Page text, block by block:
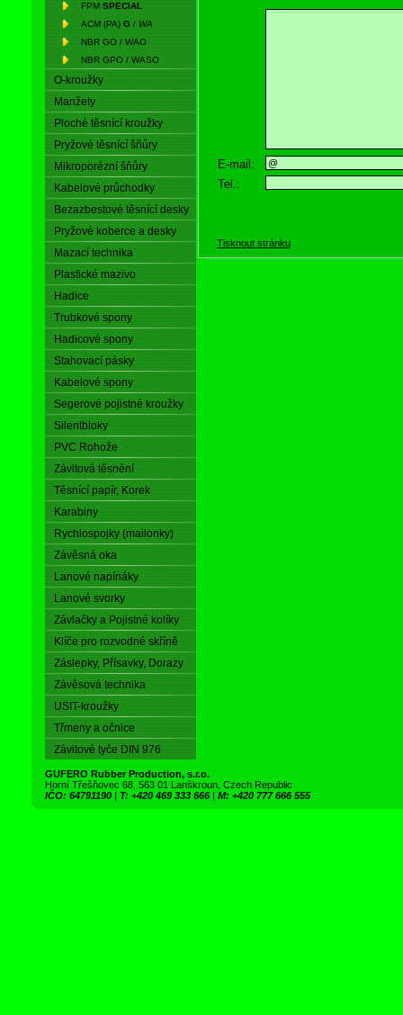
FPM SPECIAL
ACM (PA) G / WA
NBR GO / WAO
NBR GPO / WASO
O-kroužky
Manžety
Ploché těsnící kroužky
Pryžové těsnící šňůry
Mikroporézní šňůry
Kabelové průchodky
Bezazbestové těsnící desky
Pryžové koberce a desky
Mazací technika
Plastické mazivo
Hadice
Trubkové spony
Hadicové spony
Stahovací pásky
Kabelové spony
Segerové pojistné kroužky
Silentbloky
PVC Rohože
Závitová těsnění
Těsnící papír, Korek
Karabiny
Rychlospojky (mailonky)
Závěsná oka
Lanové napínáky
Lanové svorky
Závlačky a Pojistné kolíky
Klíče pro rozvodné skříně
Záslepky, Přísavky, Dorazy
Závěsová technika
USIT-kroužky
Třmeny a očnice
Závitové tyče DIN 976
E-mail:
Tel.:
Tisknout stránku
GUFERO Rubber Production, s.r.o.
Horní Třešňovec 68, 563 01 Lanškroun, Czech Republic
IČO: 64791190 | T: +420 469 333 666 | M: +420 777 666 555